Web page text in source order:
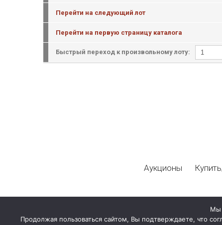
Перейти на следующий лот
Перейти на первую страницу каталога
Быстрый переход к произвольному лоту:
Аукционы
Мы
Продолжая пользоваться сайтом, Вы подтверждаете, что